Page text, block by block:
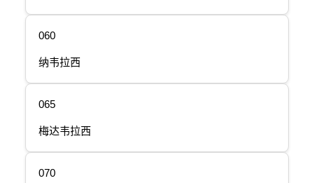
060
纳韦拉西
065
梅达韦拉西
070